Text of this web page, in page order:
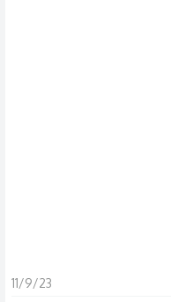
11/9/23